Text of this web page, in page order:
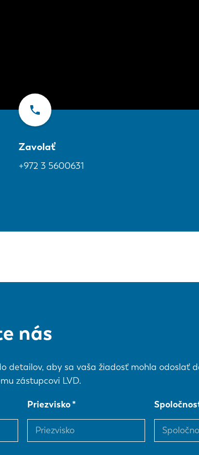
Zavolať
+972 3 5600631
nás
detailov, aby sa vaša žiadosť mohla odoslať
zástupcovi LVD.
Priezvisko